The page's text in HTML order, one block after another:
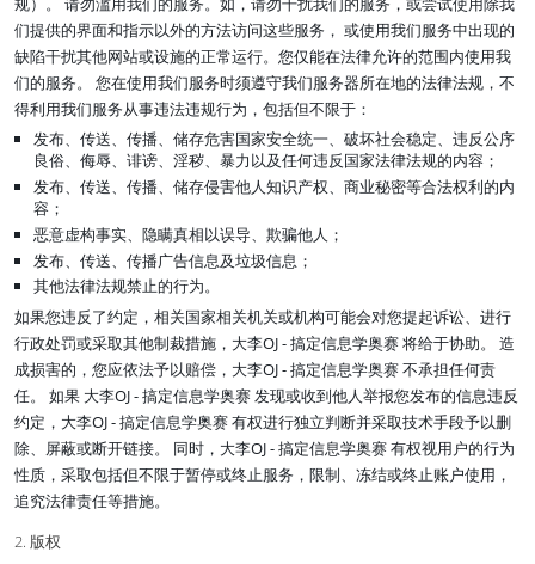
们提供的界面和指示以外的方法访问这些服务， 或使用我们服务中出现的
缺陷干扰其他网站或设施的正常运行。您仅能在法律允许的范围内使用我
们的服务。 您在使用我们服务时须遵守我们服务器所在地的法律法规，不
得利用我们服务从事违法违规行为，包括但不限于：
发布、传送、传播、储存危害国家安全统一、破坏社会稳定、违反公序
良俗、侮辱、诽谤、淫秽、暴力以及任何违反国家法律法规的内容；
发布、传送、传播、储存侵害他人知识产权、商业秘密等合法权利的内
容；
恶意虚构事实、隐瞒真相以误导、欺骗他人；
发布、传送、传播广告信息及垃圾信息；
其他法律法规禁止的行为。
如果您违反了约定，相关国家相关机关或机构可能会对您提起诉讼、进行
行政处罚或采取其他制裁措施，大李OJ - 搞定信息学奥赛 将给于协助。 造
成损害的，您应依法予以赔偿，大李OJ - 搞定信息学奥赛 不承担任何责
任。 如果 大李OJ - 搞定信息学奥赛 发现或收到他人举报您发布的信息违反
约定，大李OJ - 搞定信息学奥赛 有权进行独立判断并采取技术手段予以删
除、屏蔽或断开链接。 同时，大李OJ - 搞定信息学奥赛 有权视用户的行为
性质，采取包括但不限于暂停或终止服务，限制、冻结或终止账户使用，
追究法律责任等措施。
2. 版权